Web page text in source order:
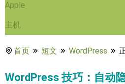
Apple
主机
首页 短文 WordPress
WordPress 技巧：自动